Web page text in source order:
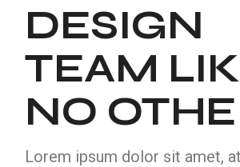
DESIGN
TEAM
NO
Lorem ipsum dolor sit amet,